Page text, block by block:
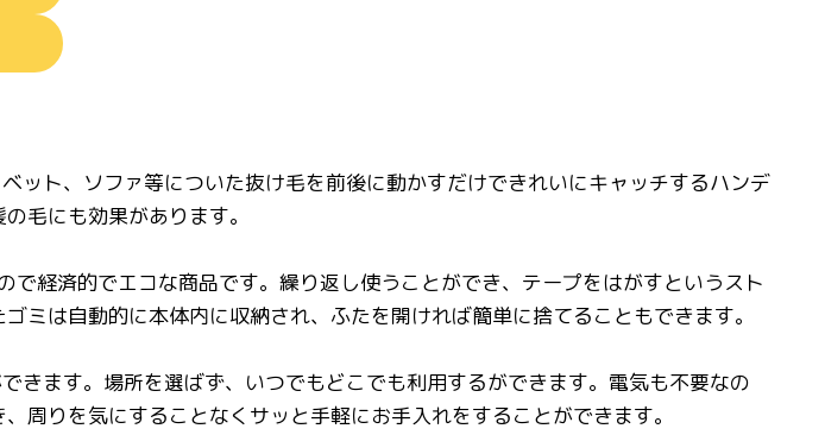
ット、ソファ等についた抜け毛を前後に動かすだけできれいにキャッチするハンデ
毛にも効果があります。
経済的でエコな商品です。繰り返し使うことができ、テープをはがすというスト
ミは自動的に本体内に収納され、ふたを開ければ簡単に捨てることもできます。
きます。場所を選ばず、いつでもどこでも利用するができます。電気も不要なの
周りを気にすることなくサッと手軽にお手入れをすることができます。